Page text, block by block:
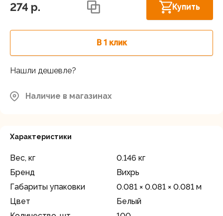
274 p. Купить
В 1 клик
Нашли дешевле?
Наличие в магазинах
Характеристики
Вес, кг
0.146 кг
Бренд
Вихрь
Габариты упаковки
0.081 × 0.081 × 0.081 м
Цвет
Белый